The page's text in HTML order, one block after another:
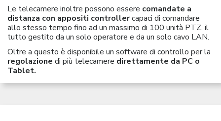
Le telecamere inoltre possono essere comandate a
distanza con appositi controllercapaci di comandare
allo stesso tempo fino ad un massimo di 100 unità PTZ, il
tutto gestito da un solo operatore e da un solo cavo LAN.
Oltre a questo è disponibile un software di controllo per la
regolazione di più telecamere direttamente da PC o
Tablet.